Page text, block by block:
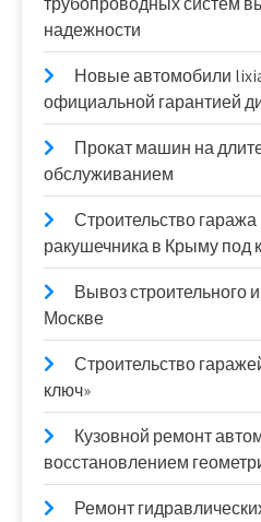
надежности
Новые автомобили
официальной гарантией
Прокат машин на
обслуживанием
Строительство гаража
ракушечника в Крыму под
Вывоз строительного
Москве
Строительство
ключ»
Кузовной ремонт
восстановлением
Ремонт